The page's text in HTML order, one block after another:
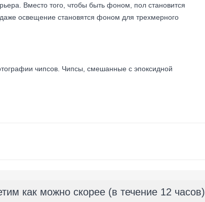
Вместо того, чтобы быть фоном, пол становится
освещение становятся фоном для трехмерного
чипсов. Чипсы, смешанные с эпоксидной
как можно скорее (в течение 12 часов)